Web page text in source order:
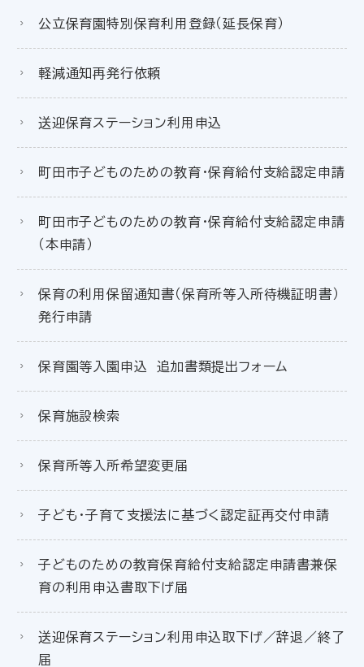
公立保育園特別保育利用登録（延長保育）
軽減通知再発行依頼
送迎保育ステーション利用申込
町田市子どものための教育・保育給付支給認定申請
町田市子どものための教育・保育給付支給認定申請
（本申請）
保育の利用保留通知書（保育所等入所待機証明書）
発行申請
保育園等入園申込 追加書類提出フォーム
保育施設検索
保育所等入所希望変更届
子ども・子育て支援法に基づく認定証再交付申請
子どものための教育保育給付支給認定申請書兼保
育の利用申込書取下げ届
送迎保育ステーション利用申込取下げ／辞退／終了
届